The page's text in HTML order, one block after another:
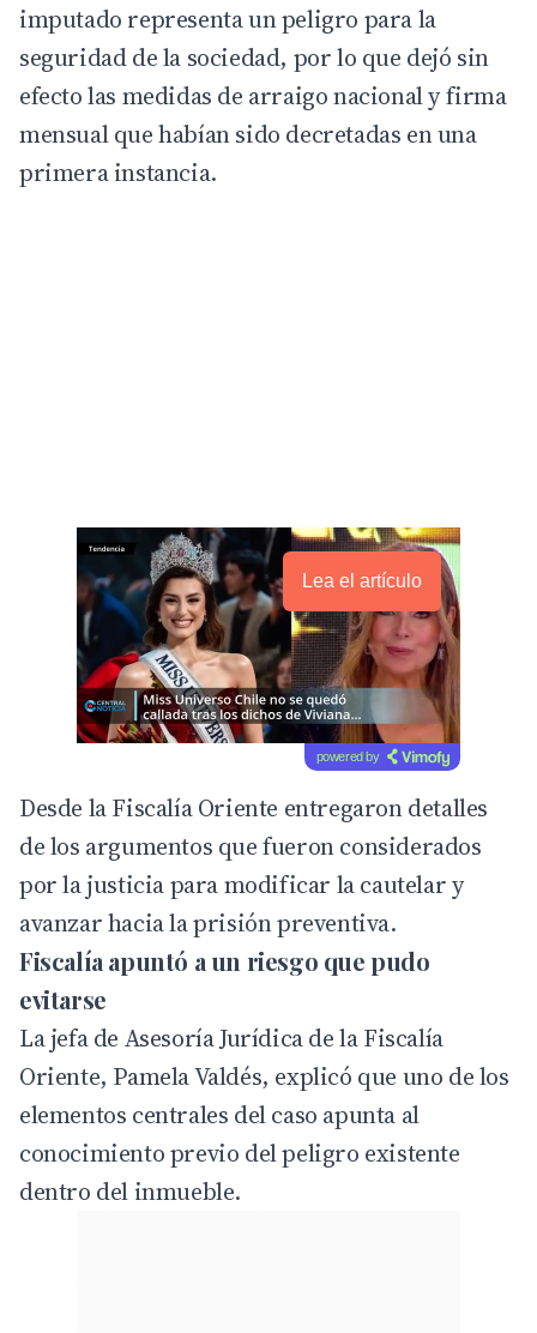
imputado representa un peligro para la
seguridad de la sociedad, por lo que dejó sin
efecto las medidas de arraigo nacional y firma
mensual que habían sido decretadas en una
primera instancia.
Lea el artículo
powered by
Desde la Fiscalía Oriente entregaron detalles
de los argumentos que fueron considerados
por la justicia para modificar la cautelar y
avanzar hacia la prisión preventiva.
Fiscalía apuntó a un riesgo que pudo
evitarse
La jefa de Asesoría Jurídica de la Fiscalía
Oriente, Pamela Valdés, explicó que uno de los
elementos centrales del caso apunta al
conocimiento previo del peligro existente
dentro del inmueble.